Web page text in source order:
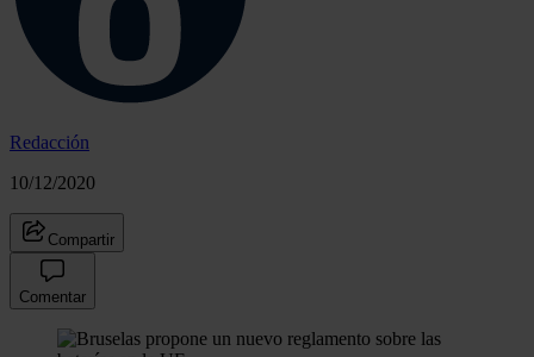
Redacción
10/12/2020
Compartir
Comentar